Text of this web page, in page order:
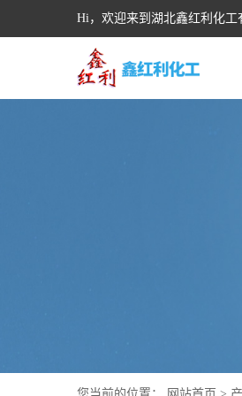
Hi，欢迎来到湖北鑫红利化工